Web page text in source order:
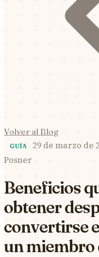
Volver al Blog
GUÍA 29 de marzo de
Posner
Beneficios
obtener
convertirse
un miembro